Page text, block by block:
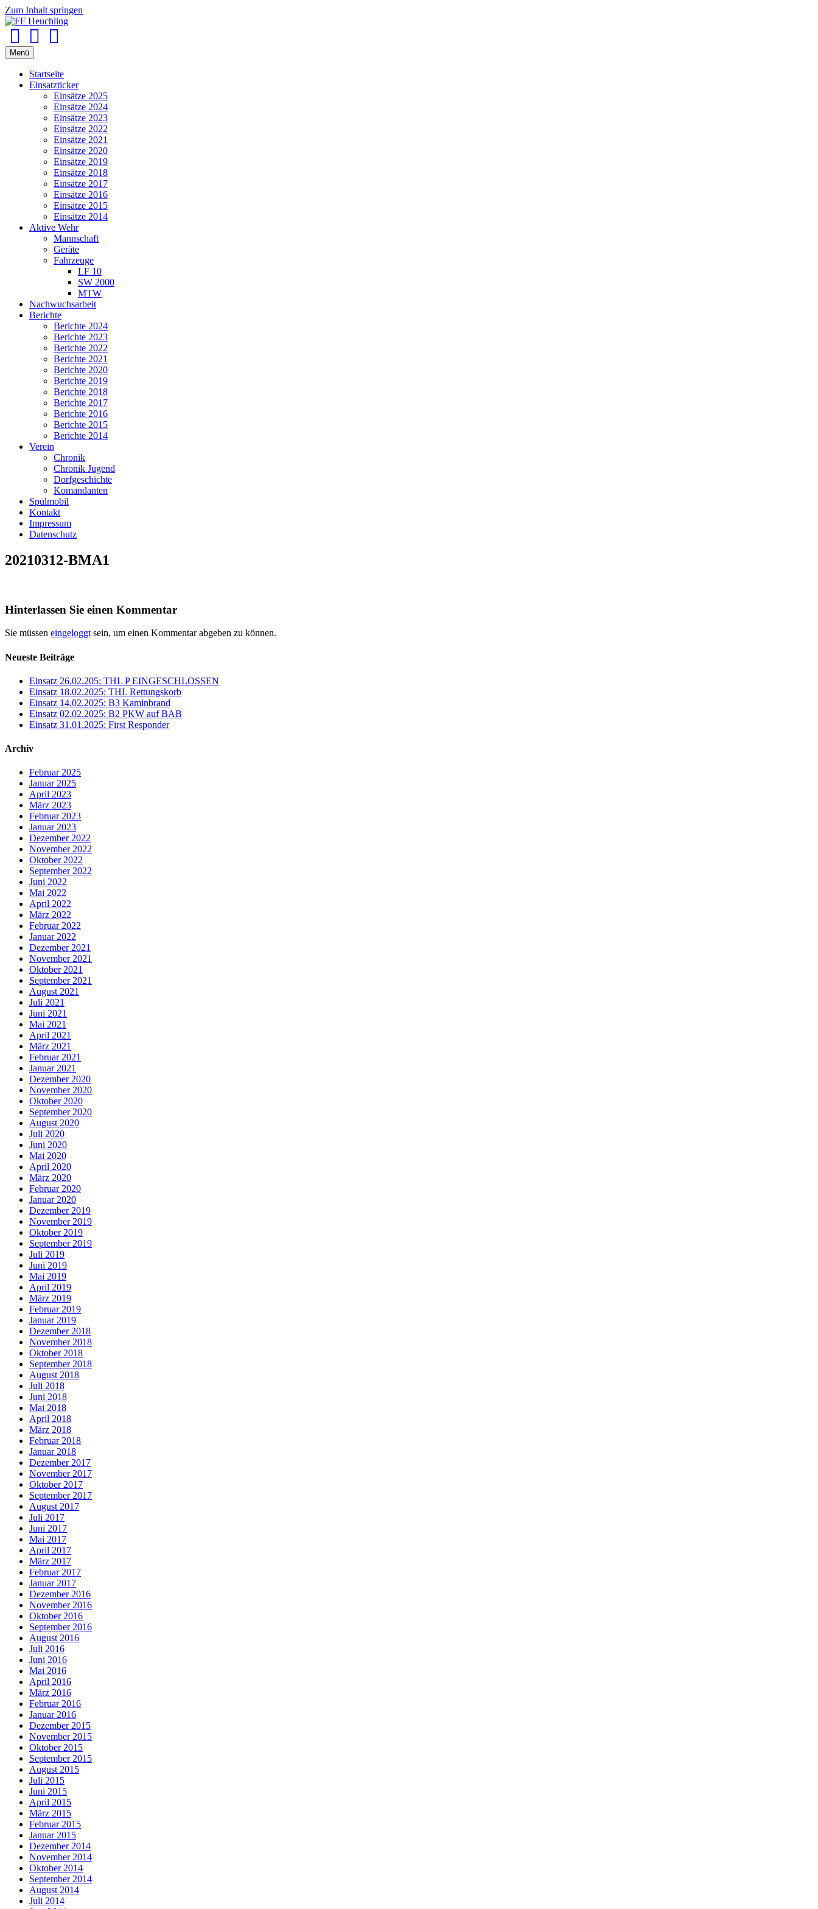
Zum Inhalt springen
Menü
Startseite
Einsatzticker
Einsätze 2025
Einsätze 2024
Einsätze 2023
Einsätze 2022
Einsätze 2021
Einsätze 2020
Einsätze 2019
Einsätze 2018
Einsätze 2017
Einsätze 2016
Einsätze 2015
Einsätze 2014
Aktive Wehr
Mannschaft
Geräte
Fahrzeuge
LF 10
SW 2000
MTW
Nachwuchsarbeit
Berichte
Berichte 2024
Berichte 2023
Berichte 2022
Berichte 2021
Berichte 2020
Berichte 2019
Berichte 2018
Berichte 2017
Berichte 2016
Berichte 2015
Berichte 2014
Verein
Chronik
Chronik Jugend
Dorfgeschichte
Komandanten
Spülmobil
Kontakt
Impressum
Datenschutz
20210312-BMA1
Hinterlassen Sie einen Kommentar
Sie müssen eingeloggt sein, um einen Kommentar abgeben zu können.
Neueste Beiträge
Einsatz 26.02.205: THL P EINGESCHLOSSEN
Einsatz 18.02.2025: THL Rettungskorb
Einsatz 14.02.2025: B3 Kaminbrand
Einsatz 02.02.2025: B2 PKW auf BAB
Einsatz 31.01.2025: First Responder
Archiv
Februar 2025
Januar 2025
April 2023
März 2023
Februar 2023
Januar 2023
Dezember 2022
November 2022
Oktober 2022
September 2022
Juni 2022
Mai 2022
April 2022
März 2022
Februar 2022
Januar 2022
Dezember 2021
November 2021
Oktober 2021
September 2021
August 2021
Juli 2021
Juni 2021
Mai 2021
April 2021
März 2021
Februar 2021
Januar 2021
Dezember 2020
November 2020
Oktober 2020
September 2020
August 2020
Juli 2020
Juni 2020
Mai 2020
April 2020
März 2020
Februar 2020
Januar 2020
Dezember 2019
November 2019
Oktober 2019
September 2019
Juli 2019
Juni 2019
Mai 2019
April 2019
März 2019
Februar 2019
Januar 2019
Dezember 2018
November 2018
Oktober 2018
September 2018
August 2018
Juli 2018
Juni 2018
Mai 2018
April 2018
März 2018
Februar 2018
Januar 2018
Dezember 2017
November 2017
Oktober 2017
September 2017
August 2017
Juli 2017
Juni 2017
Mai 2017
April 2017
März 2017
Februar 2017
Januar 2017
Dezember 2016
November 2016
Oktober 2016
September 2016
August 2016
Juli 2016
Juni 2016
Mai 2016
April 2016
März 2016
Februar 2016
Januar 2016
Dezember 2015
November 2015
Oktober 2015
September 2015
August 2015
Juli 2015
Juni 2015
April 2015
März 2015
Februar 2015
Januar 2015
Dezember 2014
November 2014
Oktober 2014
September 2014
August 2014
Juli 2014